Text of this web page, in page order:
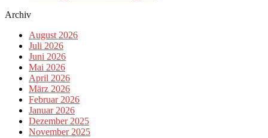
Archiv
August 2026
Juli 2026
Juni 2026
Mai 2026
April 2026
März 2026
Februar 2026
Januar 2026
Dezember 2025
November 2025